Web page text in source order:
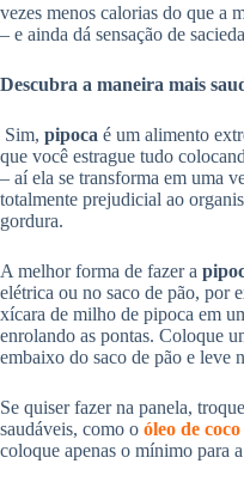
vezes menos calorias do que a
– e ainda dá sensação de
Descubra a maneira mais
Sim, pipoca é um alimento
que você estrague tudo
– aí ela se transforma em uma
totalmente prejudicial ao
gordura.
A melhor forma de fazer a
elétrica ou no saco de pão, por
xícara de milho de pipoca em
enrolando as pontas. Coloque
embaixo do saco de pão e leve
Se quiser fazer na panela,
saudáveis, como o óleo de coco
coloque apenas o mínimo para